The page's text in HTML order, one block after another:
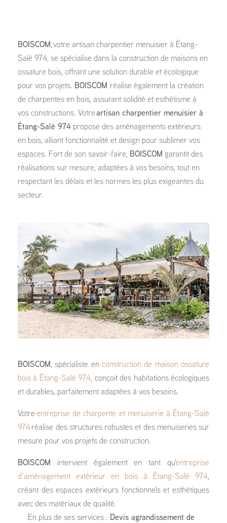
BOISCOM, votre artisan charpentier menuisier à Étang-
Salé 974, se spécialise dans la construction de maisons en
ossature bois, offrant une solution durable et écologique
pour vos projets. BOISCOM réalise également la création
de charpentes en bois, assurant solidité et esthétisme à
vos constructions. Votre artisan charpentier menuisier à
Étang-Salé 974 propose des aménagements extérieurs
en bois, alliant fonctionnalité et design pour sublimer vos
espaces. Fort de son savoir-faire, BOISCOM garantit des
réalisations sur mesure, adaptées à vos besoins, tout en
respectant les délais et les normes les plus exigeantes du
secteur.
BOISCOM , spécialiste en construction de maison ossature
bois à Étang-Salé 974, conçoit des habitations écologiques
et durables, parfaitement adaptées à vos besoins.
Votreentreprise de charpente et menuiserie à Étang-Salé
974 réalise des structures robustes et des menuiseries sur
mesure pour vos projets de construction.
BOISCOM intervient également en tant qu'entreprise
d’aménagement extérieur en bois à Étang-Salé 974,
créant des espaces extérieurs fonctionnels et esthétiques
avec des matériaux de qualité.
En plus de ses services : Devis agrandissement de